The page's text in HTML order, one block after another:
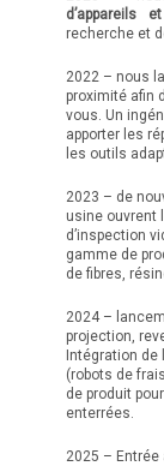
d’appareils
recherche et
2022 – nous
proximité afin
vous. Un
apporter les
les outils
2023 – de
usine ouvrent
d’inspection
gamme de
de fibres,
2024 –
projection,
Intégration
(robots de
de produit
enterrées.
2025 –